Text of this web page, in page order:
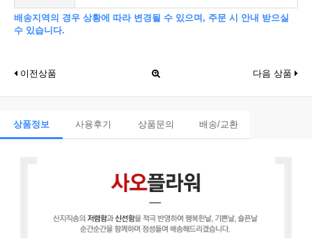
배송지역의 경우 상황에 따라 변경될 수 있으며, 주문 시 안내 받으실
수 있습니다.
이전상품 다음 상품
상품정보 사용후기 상품문의 배송/교환